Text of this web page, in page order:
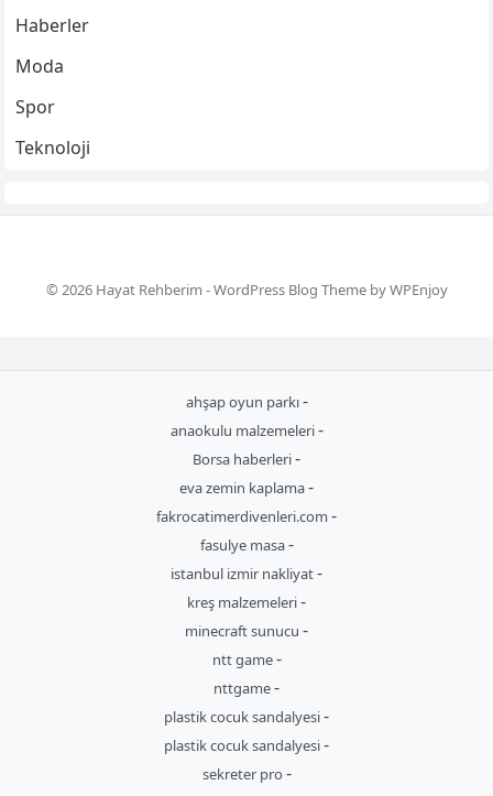
Haberler
Moda
Spor
Teknoloji
© 2026 Hayat Rehberim -WordPress Blog ThemebyWPEnjoy
ahşap oyun parkı-
anaokulu malzemeleri-
Borsa haberleri-
eva zemin kaplama-
fakrocatimerdivenleri.com -
fasulye masa-
istanbul izmir nakliyat-
kreş malzemeleri-
minecraft sunucu -
ntt game-
nttgame-
plastik cocuk sandalyesi-
plastik cocuk sandalyesi-
sekreter pro -